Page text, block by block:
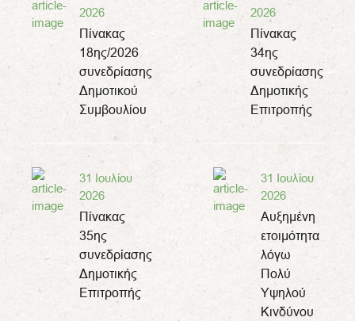
2026
Πίνακας
18ης/2026
συνεδρίασης
Δημοτικού
Συμβουλίου
2026
Πίνακας
34ης
συνεδρίασης
Δημοτικής
Επιτροπής
31 Ιουλίου
2026
Πίνακας
35ης
συνεδρίασης
Δημοτικής
Επιτροπής
31 Ιουλίου
2026
Αυξημένη
ετοιμότητα
λόγω
Πολύ
Υψηλού
Κινδύνου